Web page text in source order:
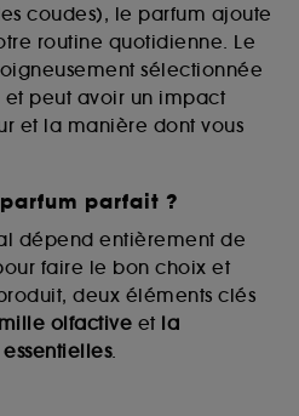
coudes), le parfum ajoute
routine quotidienne. Le
sélectionnée
et peut avoir un impact
et la manière dont vous
parfait ?
dépend entièrement de
faire le bon choix et
deux éléments clés
olfactive et la
.
qui sont utilisés afin de
l’authentification
d’accéder à votre
visite sur le site
votre identifiant et mot de
techniques, le dépôt et la
votre accord. Vous
choix concernant le dépôt
bouton "personnaliser mes
de "tout accepter".
les informations de
ces Cookies, pour les
de votre activité en ligne